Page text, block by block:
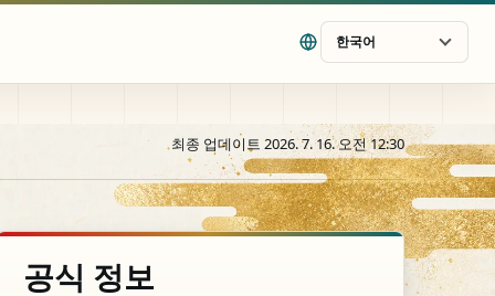
한국어
최종 업데이트 2026. 7. 16. 오전 12:30
공식 정보